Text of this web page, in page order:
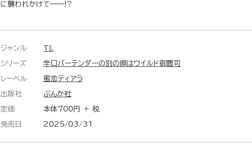
に襲われかけて——!?
ジャンル
シリーズ 辛口バーテンダーの別の顔はワイルド御曹司
レーベル 蜜恋ティアラ
出版社 ぶんか社
定価 本体700円 ＋ 税
発売日 2025/03/31